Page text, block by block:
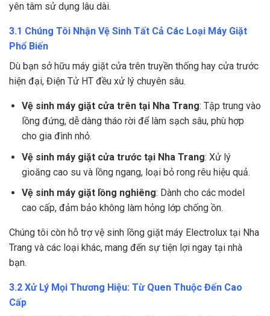
yên tâm sử dụng lâu dài.
3.1 Chúng Tôi Nhận Vệ Sinh Tất Cả Các Loại Máy Giặt
Phổ Biến
Dù bạn sở hữu máy giặt cửa trên truyền thống hay cửa trước
hiện đại, Điện Tử HT đều xử lý chuyên sâu.
Vệ sinh máy giặt cửa trên tại Nha Trang: Tập trung vào
lồng đứng, dễ dàng tháo rời để làm sạch sâu, phù hợp
cho gia đình nhỏ.
Vệ sinh máy giặt cửa trước tại Nha Trang: Xử lý
gioăng cao su và lồng ngang, loại bỏ rong rêu hiệu quả.
Vệ sinh máy giặt lồng nghiêng: Dành cho các model
cao cấp, đảm bảo không làm hỏng lớp chống ồn.
Chúng tôi còn hỗ trợ vệ sinh lồng giặt máy Electrolux tại Nha
Trang và các loại khác, mang đến sự tiện lợi ngay tại nhà
bạn.
3.2 Xử Lý Mọi Thương Hiệu: Từ Quen Thuộc Đến Cao
Cấp